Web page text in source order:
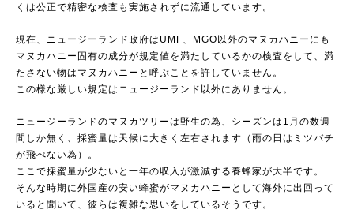
くは公正で精密な検査も実施されずに流通しています。
現在、ニュージーランド政府はUMF、MGO以外のマヌカハニーにも
マヌカハニー固有の成分が規定値を満たしているかの検査をして、満
たさない物はマヌカハニーと呼ぶことを許していません。
この様な厳しい規定はニュージーランド以外にありません。
ニュージーランドのマヌカツリーは野生の為、シーズンは1月の数週
間しか無く、採蜜量は天候に大きく左右されます（雨の日はミツバチ
が飛べない為）。
ここで採蜜量が少ないと一年の収入が激減する養蜂家が大半です。
そんな時期に外国産の安い蜂蜜がマヌカハニーとして海外に出回って
いると聞いて、彼らは複雑な思いをしているそうです。